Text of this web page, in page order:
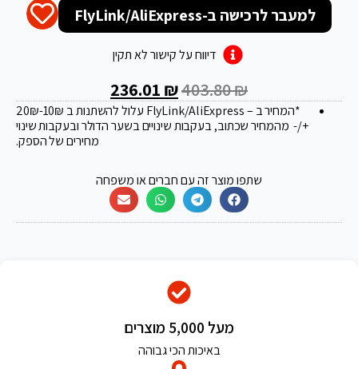
למעבר לרכישה ב-FlyLink/AliExpress
דיווח על קישור לא תקין
403.80₪
236.01 ₪
*המחיר ב – FlyLink/AliExpress עלול להשתנות ב 20 ₪-10₪
+/- מהמחיר שכתוב, בעקבות שינויים בשער הדולר ובעקבות שינוי
מחירים של הספק.
שתפו מוצר זה עם חברים או משפחה
מעל 5,000 מוצרים
באיכות הכי גבוהה